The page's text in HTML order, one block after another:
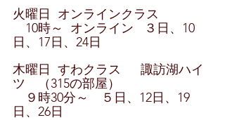
火曜日  オンラインクラス
10時～  オンライン   ３日、10
日、17日、24日
木曜日  すわクラス　  諏訪湖ハイ
ツ　（315の部屋）
９時30分～　５日、12日、19
日、26日